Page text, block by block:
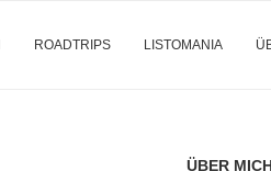
ROADTRIPS LISTOMANIA
ÜBER